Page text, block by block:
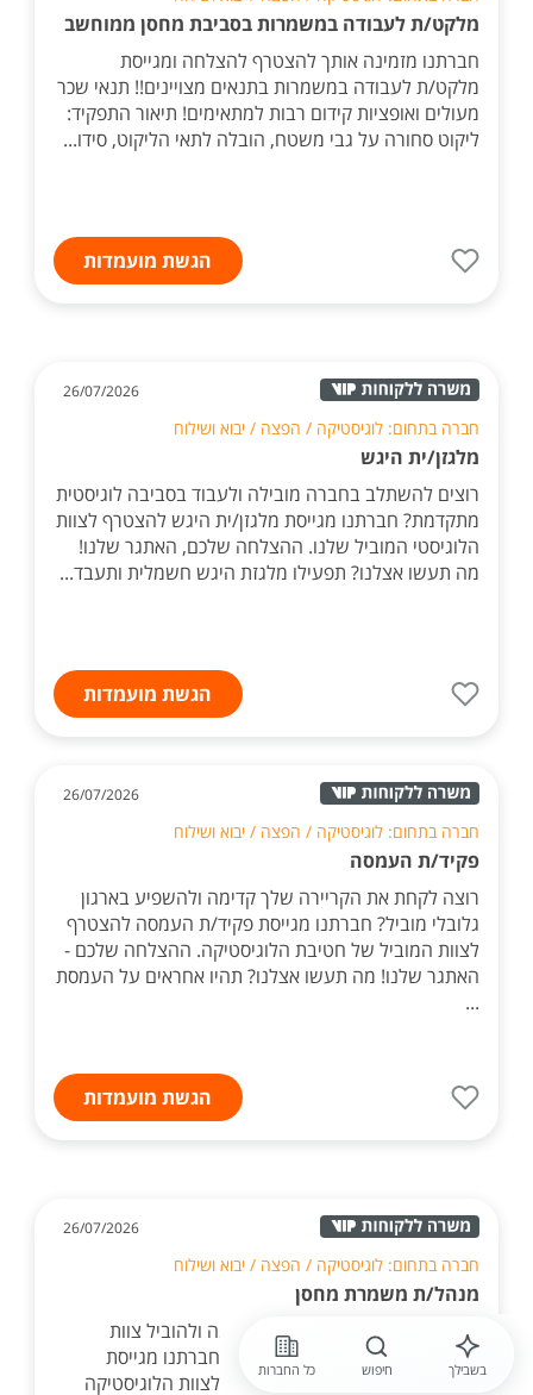
מלקט/ת לעבודה במשמרות בסביבת מחסן ממוחשב
חברתנו מזמינה אותך להצטרף להצלחה ומגייסת
מלקט/ת לעבודה במשמרות בתנאים מצויינים!! תנאי שכר
מעולים ואופציות קידום רבות למתאימים! תיאור התפקיד:
ליקוט סחורה על גבי משטח, הובלה לתאי הליקוט, סידו...
הגשת מועמדות
26/07/2026
חברה בתחום: לוגיסטיקה / הפצה / יבוא ושילוח
מלגזן/ית היגש
רוצים להשתלב בחברה מובילה ולעבוד בסביבה לוגיסטית
מתקדמת? חברתנו מגייסת מלגזן/ית היגש להצטרף לצוות
הלוגיסטי המוביל שלנו. ההצלחה שלכם, האתגר שלנו!
מה תעשו אצלנו? תפעילו מלגזת היגש חשמלית ותעבד...
הגשת מועמדות
26/07/2026
חברה בתחום: לוגיסטיקה / הפצה / יבוא ושילוח
פקיד/ת העמסה
רוצה לקחת את הקריירה שלך קדימה ולהשפיע בארגון
גלובלי מוביל? חברתנו מגייסת פקיד/ת העמסה להצטרף
לצוות המוביל של חטיבת הלוגיסטיקה. ההצלחה שלכם -
האתגר שלנו! מה תעשו אצלנו? תהיו אחראים על העמסת
...
הגשת מועמדות
26/07/2026
חברה בתחום: לוגיסטיקה / הפצה / יבוא ושילוח
מנהל/ת משמרת מחסן
רוצה לקחת את הקריירה שלך קדימה ולהוביל צוות
בסביבת עבודה דינמית ומתקדמת? חברתנו מגייסת
מנהל/ת משמרת מחסן להצטרפות לצוות הלוגיסטיקה
בשבילך חיפוש כל החברות